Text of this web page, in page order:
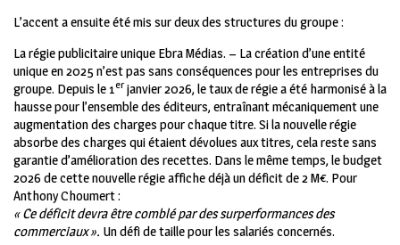
L’accent a ensuite été mis sur deux des structures du groupe :
La régie publicitaire unique Ebra Médias. – La création d’une entité
unique en 2025 n’est pas sans conséquences pour les entreprises du
groupe. Depuis le 1er janvier 2026, le taux de régie a été harmonisé à la
hausse pour l’ensemble des éditeurs, entraînant mécaniquement une
augmentation des charges pour chaque titre. Si la nouvelle régie
absorbe des charges qui étaient dévolues aux titres, cela reste sans
garantie d’amélioration des recettes. Dans le même temps, le budget
2026 de cette nouvelle régie affiche déjà un déficit de 2 M€. Pour
Anthony Choumert :
« Ce déficit devra être comblé par des surperformances des
commerciaux ». Un défi de taille pour les salariés concernés.